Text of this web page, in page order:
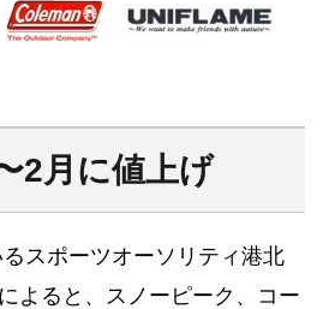
2月に値上げ
スポーツオーソリティ港北
よると、スノーピーク、コー